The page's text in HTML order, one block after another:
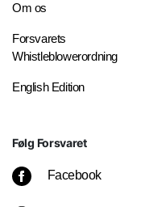
Om os
Forsvarets
Whistleblowerordning
English Edition
Følg Forsvaret
Facebook